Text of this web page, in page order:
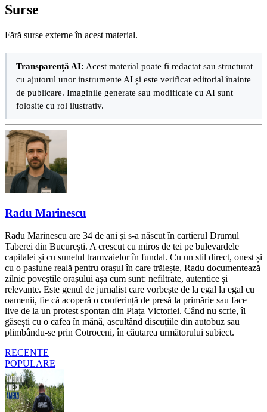
Surse
Fără surse externe în acest material.
Transparență AI: Acest material poate fi redactat sau structurat
cu ajutorul unor instrumente AI și este verificat editorial înainte
de publicare. Imaginile generate sau modificate cu AI sunt
folosite cu rol ilustrativ.
Radu Marinescu
Radu Marinescu are 34 de ani și s-a născut în cartierul Drumul
Taberei din București. A crescut cu miros de tei pe bulevardele
capitalei și cu sunetul tramvaielor în fundal. Cu un stil direct, onest și
cu o pasiune reală pentru orașul în care trăiește, Radu documentează
zilnic poveștile orașului așa cum sunt: nefiltrate, autentice și
relevante. Este genul de jurnalist care vorbește de la egal la egal cu
oamenii, fie că acoperă o conferință de presă la primărie sau face
live de la un protest spontan din Piața Victoriei. Când nu scrie, îl
găsești cu o cafea în mână, ascultând discuțiile din autobuz sau
plimbându-se prin Cotroceni, în căutarea următorului subiect.
RECENTE
POPULARE